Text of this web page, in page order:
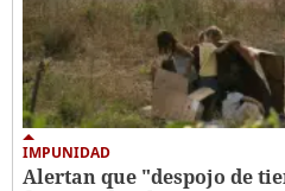
IMPUNIDAD
Alertan que "despojo de